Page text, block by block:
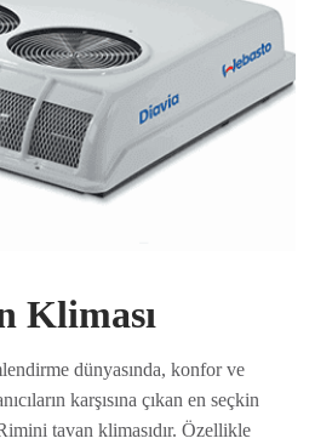
Kliması
dünyasında, konfor ve
karşısına çıkan en seçkin
tavan klimasıdır. Özellikle